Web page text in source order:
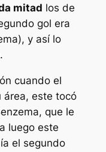
mitad los de
gol era
y así lo
cuando el
área, este tocó
que le
luego este
el segundo